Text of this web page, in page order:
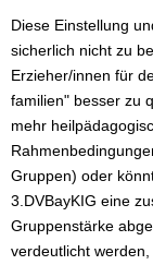
Diese Einstellung
sicherlich nicht zu
Erzieher/innen für
familien" besser zu
mehr
Gruppen) oder
3.DVBayKIG eine
Gruppenstärke
verdeutlicht